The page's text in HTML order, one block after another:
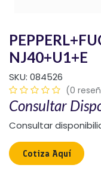
NJ40+U1+E
SKU: 084526
(0
Consultar
Consultar
Cotiza Aquí​